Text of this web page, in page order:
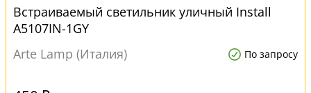
Встраиваемый светильник уличный Install
A5107IN-1GY
Arte Lamp (Италия)
По запросу